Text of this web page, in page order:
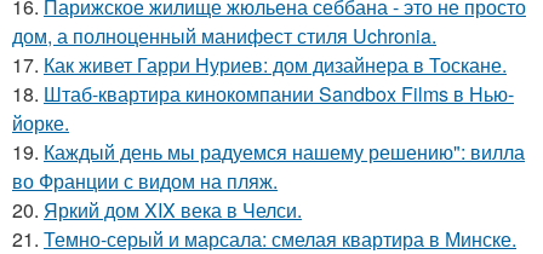
16. Парижское жилище жюльена себбана - это не просто
дом, а полноценный манифест стиля Uchronia.
17. Как живет Гарри Нуриев: дом дизайнера в Тоскане.
18. Штаб-квартира кинокомпании Sandbox Films в Нью-
йорке.
19. Каждый день мы радуемся нашему решению": вилла
во Франции с видом на пляж.
20. Яркий дом XIX века в Челси.
21. Темно-серый и марсала: смелая квартира в Минске.